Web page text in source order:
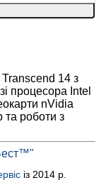
14 з
процесора Intel
nVidia
та роботи з
із 2014 р.